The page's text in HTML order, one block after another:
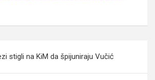
stigli na KiM da špijuniraju Vučić